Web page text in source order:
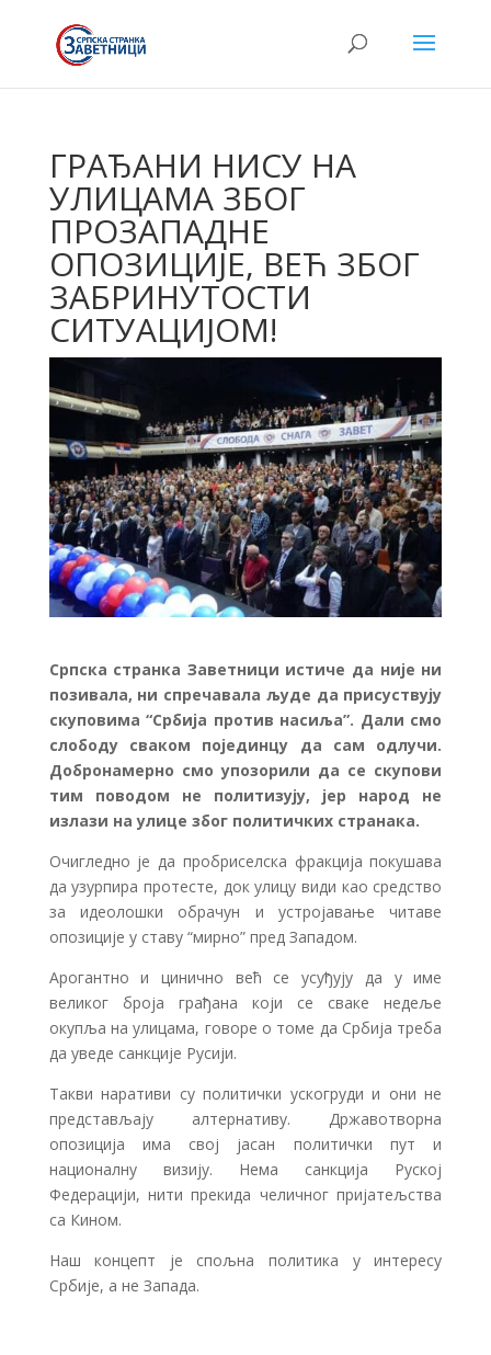
ГРАЂАНИ НИСУ НА
УЛИЦАМА ЗБОГ
ПРОЗАПАДНЕ
ОПОЗИЦИЈЕ, ВЕЋ ЗБОГ
ЗАБРИНУТОСТИ
СИТУАЦИЈОМ!
Српска странка Заветници истиче да није ни
позивала, ни спречавала људе да присуствују
скуповима “Србија против насиља”. Дали смо
слободу сваком појединцу да сам одлучи.
Добронамерно смо упозорили да се скупови
тим поводом не политизују, јер народ не
излази на улице због политичких странака.
Очигледно је да пробриселска фракција покушава
да узурпира протесте, док улицу види као средство
за идеолошки обрачун и устројавање читаве
опозиције у ставу “мирно” пред Западом.
Арогантно и цинично већ се усуђују да у име
великог броја грађана који се сваке недеље
окупља на улицама, говоре о томе да Србија треба
да уведе санкције Русији.
Такви наративи су политички ускогруди и они не
представљају алтернативу. Државотворна
опозиција има свој јасан политички пут и
националну визију. Нема санкција Руској
Федерацији, нити прекида челичног пријатељства
са Кином.
Наш концепт је спољна политика у интересу
Србије, а не Запада.